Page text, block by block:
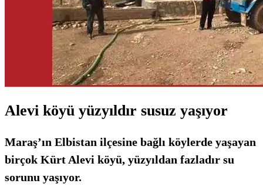
Alevi köyü yüzyıldır susuz yaşıyor
Maraş’ın Elbistan ilçesine bağlı köylerde yaşayan
birçok Kürt Alevi köyü, yüzyıldan fazladır su
sorunu yaşıyor.